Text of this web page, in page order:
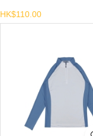
HK$110.00